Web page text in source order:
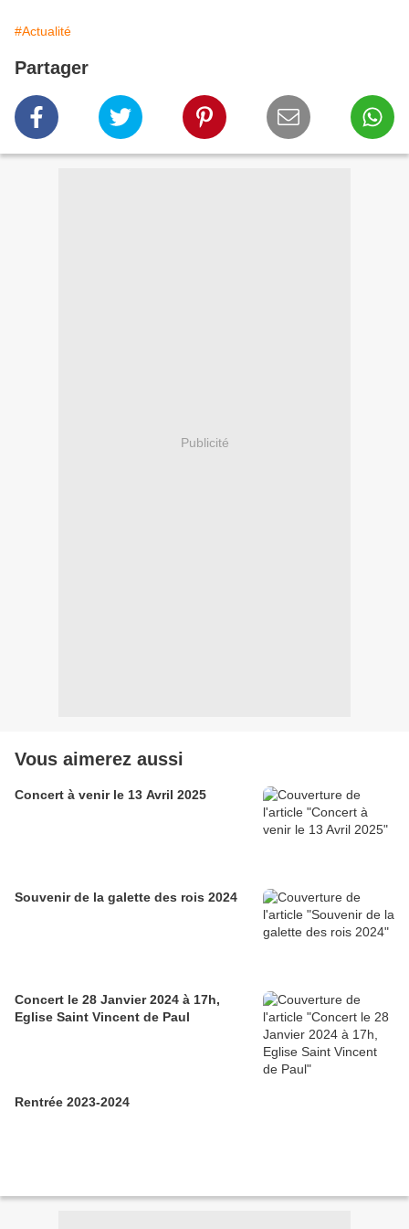
#Actualité
Partager
Publicité
Vous aimerez aussi
Concert à venir le 13 Avril 2025
Souvenir de la galette des rois 2024
Concert le 28 Janvier 2024 à 17h,
Eglise Saint Vincent de Paul
Rentrée 2023-2024